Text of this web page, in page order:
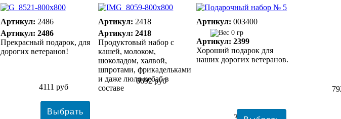
4111 руб
Артикул: 2486
Артикул: 2486
Прекрасный подарок, для
дорогих ветеранов!
6692 руб
Артикул: 2418
Артикул: 2418
Продуктовый набор с
кашей, молоком,
шоколадом, халвой,
шпротами, фрикадельками
и даже люля-кебаб в
составе
3863 руб
Артикул: 003400
0 гр
Артикул: 2399
Хороший подарок для
наших дорогих ветеранов.